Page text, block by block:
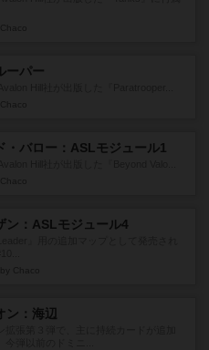
ーパー
・バロー：ASLモジュール1
ン：ASLモジュール4
ン：海辺